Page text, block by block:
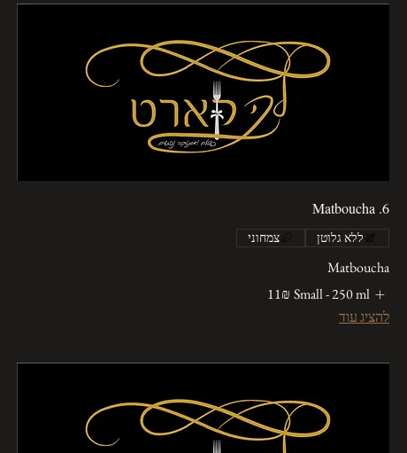
6. Matboucha
ללא גלוטן צמחוני
Matboucha
Small - 250 ml
‏11 ‏₪
להציג עוד